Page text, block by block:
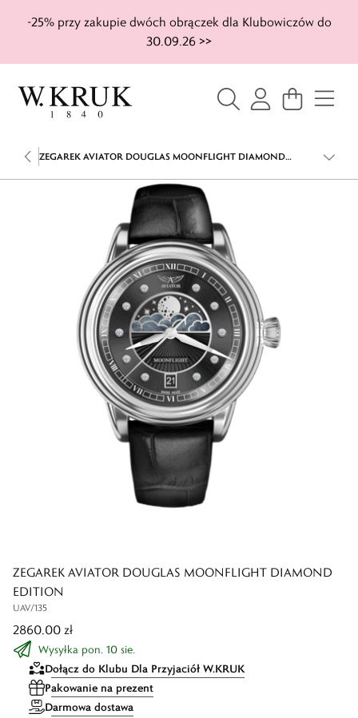
-25% przy zakupie dwóch obrączek dla Klubowiczów do
30.09.26 >>
ZEGAREK AVIATOR DOUGLAS MOONFLIGHT DIAMOND
EDITION
ZEGAREK AVIATOR DOUGLAS MOONFLIGHT DIAMOND
EDITION
UAV/135
2860,00 zł
Wysyłka pon. 10 sie.
Dołącz do Klubu Dla Przyjaciół W.KRUK
Pakowanie na prezent
Darmowa dostawa